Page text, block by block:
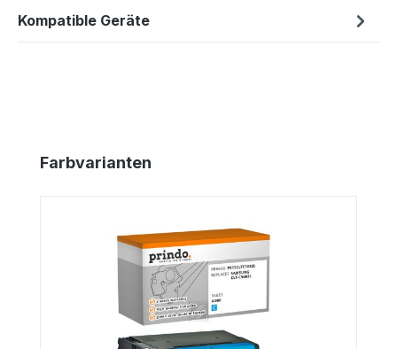
Kompatible Geräte
Produktgalerie überspringen
Farbvarianten